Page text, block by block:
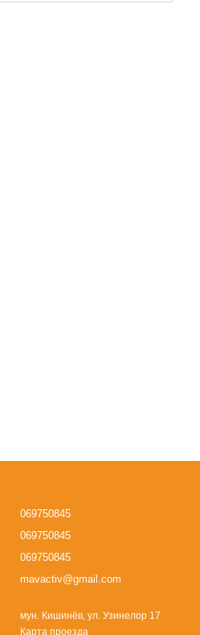
069750845
069750845
069750845
mavactiv@gmail.com
мун. Кишинёв, ул. Узинелор 17
Карта проезда